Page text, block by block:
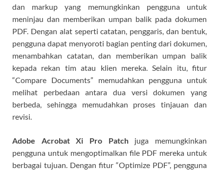
dan markup yang memungkinkan pengguna untuk
meninjau dan memberikan umpan balik pada dokumen
PDF. Dengan alat seperti catatan, penggaris, dan bentuk,
pengguna dapat menyoroti bagian penting dari dokumen,
menambahkan catatan, dan memberikan umpan balik
kepada rekan tim atau klien mereka. Selain itu, fitur
“Compare Documents” memudahkan pengguna untuk
melihat perbedaan antara dua versi dokumen yang
berbeda, sehingga memudahkan proses tinjauan dan
revisi.
Adobe Acrobat Xi Pro Patchjuga memungkinkan
pengguna untuk mengoptimalkan file PDF mereka untuk
berbagai tujuan. Dengan fitur “Optimize PDF”, pengguna